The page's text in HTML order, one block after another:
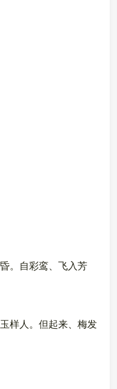
。自彩鸾、飞入芳
样人。但起来、梅发